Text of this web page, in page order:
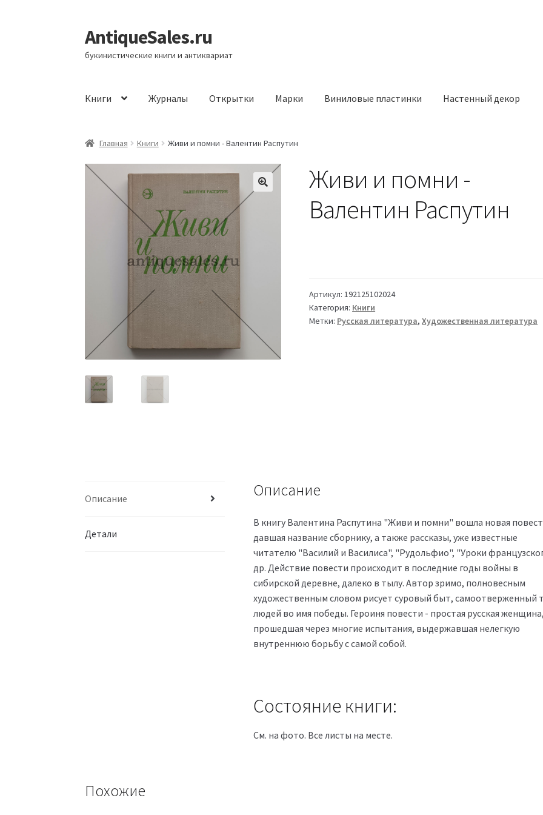
Перейти
к
навигации
Перейти
к
содержимому
AntiqueSales.ru
букинистические книги и антиквариат
Книги Журналы Открытки Марки Виниловые пластинки Настенный декор
ГлавнаяГлавная Книги Живи и помни - Валентин Распутин
Живи и помни -
Валентин Распутин
Артикул:192125102024
Категория: Книги
Метки: Русская литература,Художественная литература
Описание
Детали
Описание
В книгу Валентина Распутина "Живи и помни" вошла новая
давшая название сборнику, а также рассказы, уже известные
читателю "Василий и Василиса", "Рудольфио", "Уроки
др. Действие повести происходит в последние годы войны в
сибирской деревне, далеко в тылу. Автор зримо, полновесным
художественным словом рисует суровый быт, самоотверженный
людей во имя победы. Героиня повести - простая русская женщина,
прошедшая через многие испытания, выдержавшая нелегкую
внутреннюю борьбу с самой собой.
Состояние книги:
См. на фото. Все листы на месте.
Похожие